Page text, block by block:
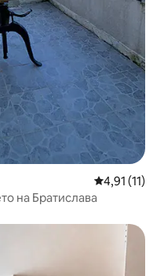
Просечна
4,91 (11)
на Братислава
гостите“